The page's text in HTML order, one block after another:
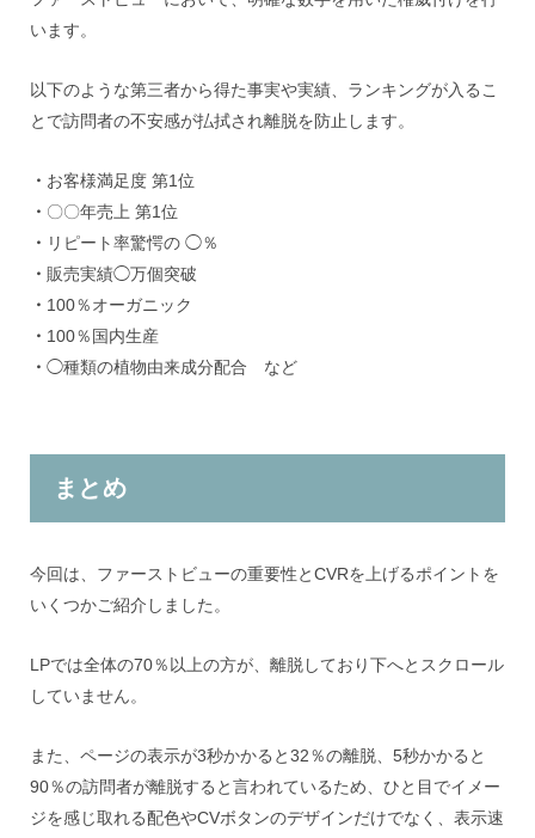
います。
以下のような第三者から得た事実や実績、ランキングが入るこ
とで訪問者の不安感が払拭され離脱を防止します。
・ お客様満足度 第1位
・ 〇〇年売上 第1位
・ リピート率驚愕の ◯％
・ 販売実績◯万個突破
・ 100％オーガニック
・ 100％国内生産
・ ◯種類の植物由来成分配合 など
まとめ
今回は、ファーストビューの重要性とCVRを上げるポイントを
いくつかご紹介しました。
LPでは全体の70％以上の方が、離脱しており下へとスクロール
していません。
また、ページの表示が3秒かかると32％の離脱、5秒かかると
90％の訪問者が離脱すると言われているため、ひと目でイメー
ジを感じ取れる配色やCVボタンのデザインだけでなく、表示速